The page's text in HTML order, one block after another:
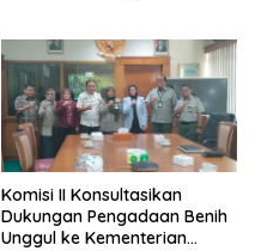
Komisi II Konsultasikan
Dukungan Pengadaan Benih
Unggul ke Kementerian